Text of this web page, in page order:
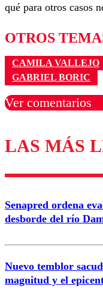
qué para otros casos
OTROS
CAMILA VALLEJO
GABRIEL BORIC
Ver comentarios
Los
Nombre
Correo
LAS MÁS
Senapred ordena
desborde del río
Nuevo temblor
magnitud y el